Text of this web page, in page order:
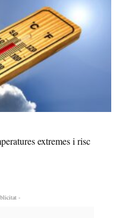
extremes i risc
-